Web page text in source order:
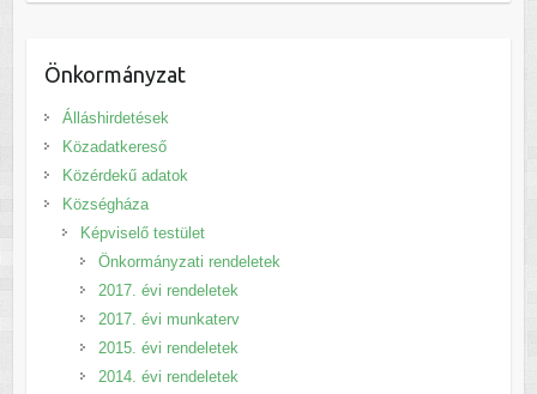
Önkormányzat
Álláshirdetések
Közadatkereső
Közérdekű adatok
Községháza
Képviselő testület
Önkormányzati rendeletek
2017. évi rendeletek
2017. évi munkaterv
2015. évi rendeletek
2014. évi rendeletek